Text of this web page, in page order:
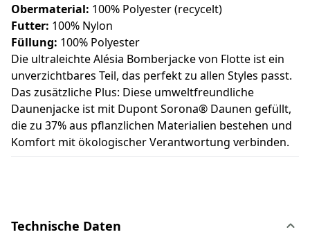
Obermaterial: 100% Polyester (recycelt)
Futter: 100% Nylon
Füllung: 100% Polyester
Die ultraleichte Alésia Bomberjacke von Flotte ist ein
unverzichtbares Teil, das perfekt zu allen Styles passt.
Das zusätzliche Plus: Diese umweltfreundliche
Daunenjacke ist mit Dupont Sorona® Daunen gefüllt,
die zu 37% aus pflanzlichen Materialien bestehen und
Komfort mit ökologischer Verantwortung verbinden.
Technische Daten